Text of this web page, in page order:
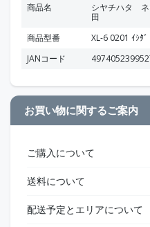
商品名
シヤチハタ
田
商品型番
XL-6 0201 ｲｼﾀﾞ
JANコード
お買い物に関するご案内
ご購入について
送料について
配送予定とエリアについて